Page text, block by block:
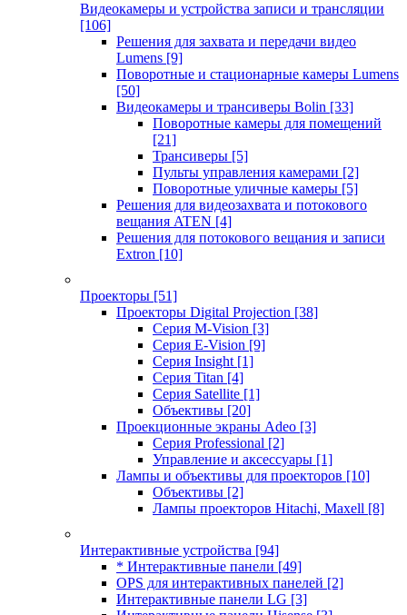
Видеокамеры и устройства записи и трансляции
[106]
Решения для захвата и передачи видео
Lumens [9]
Поворотные и стационарные камеры Lumens
[50]
Видеокамеры и трансиверы Bolin [33]
Поворотные камеры для помещений
[21]
Трансиверы [5]
Пульты управления камерами [2]
Поворотные уличные камеры [5]
Решения для видеозахвата и потокового
вещания ATEN [4]
Решения для потокового вещания и записи
Extron [10]
Проекторы [51]
Проекторы Digital Projection [38]
Серия M-Vision [3]
Серия E-Vision [9]
Серия Insight [1]
Серия Titan [4]
Серия Satellite [1]
Объективы [20]
Проекционные экраны Adeo [3]
Серия Professional [2]
Управление и аксессуары [1]
Лампы и объективы для проекторов [10]
Объективы [2]
Лампы проекторов Hitachi, Maxell [8]
Интерактивные устройства [94]
* Интерактивные панели [49]
OPS для интерактивных панелей [2]
Интерактивные панели LG [3]